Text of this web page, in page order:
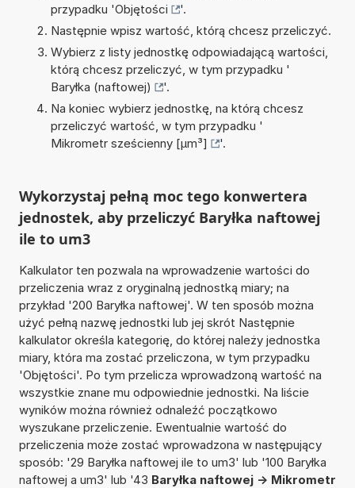
przypadku 'Objętości
'.
Następnie wpisz wartość, którą chcesz przeliczyć.
Wybierz z listy jednostkę odpowiadającą wartości,
którą chcesz przeliczyć, w tym przypadku '
Baryłka (naftowej)
'.
Na koniec wybierz jednostkę, na którą chcesz
przeliczyć wartość, w tym przypadku '
Mikrometr sześcienny [µm³]
'.
Wykorzystaj pełną moc tego konwertera
jednostek, aby przeliczyć Baryłka naftowej
ile to um3
Kalkulator ten pozwala na wprowadzenie wartości do
przeliczenia wraz z oryginalną jednostką miary; na
przykład '200 Baryłka naftowej'. W ten sposób można
użyć pełną nazwę jednostki lub jej skrót Następnie
kalkulator określa kategorię, do której należy jednostka
miary, która ma zostać przeliczona, w tym przypadku
'Objętości'. Po tym przelicza wprowadzoną wartość na
wszystkie znane mu odpowiednie jednostki. Na liście
wyników można również odnaleźć początkowo
wyszukane przeliczenie. Ewentualnie wartość do
przeliczenia może zostać wprowadzona w następujący
sposób: '29 Baryłka naftowej ile to um3' lub '100 Baryłka
naftowej a um3' lub '43 Baryłka naftowej -> Mikrometr